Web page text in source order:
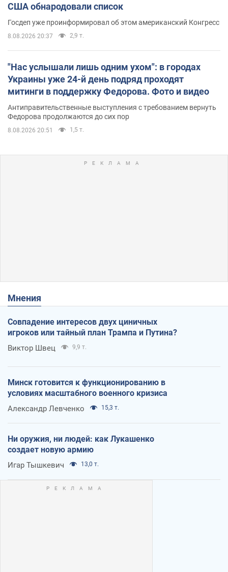
США обнародовали список
Госдеп уже проинформировал об этом американский Конгресс
8.08.2026 20:37 2,9 т.
"Нас услышали лишь одним ухом": в городах
Украины уже 24-й день подряд проходят
митинги в поддержку Федорова. Фото и видео
Антиправительственные выступления с требованием вернуть
Федорова продолжаются до сих пор
8.08.2026 20:51 1,5 т.
Мнения
Совпадение интересов двух циничных
игроков или тайный план Трампа и Путина?
Виктор Швец 9,9 т.
Минск готовится к функционированию в
условиях масштабного военного кризиса
Александр Левченко 15,3 т.
Ни оружия, ни людей: как Лукашенко
создает новую армию
Игар Тышкевич 13,0 т.